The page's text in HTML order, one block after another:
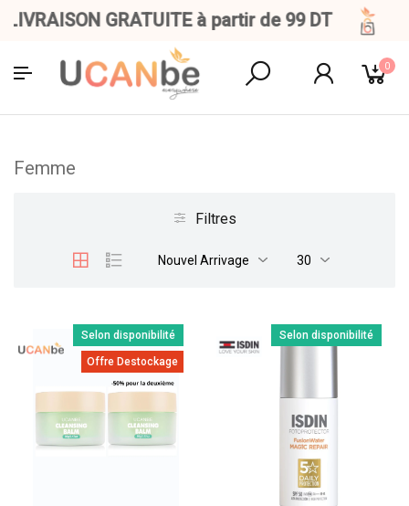
GRATUITE à partir de 99 DT
0
Femme
Filtres
Nouvel Arrivage 30
Selon disponibilité
Offre Destockage
Selon disponibilité